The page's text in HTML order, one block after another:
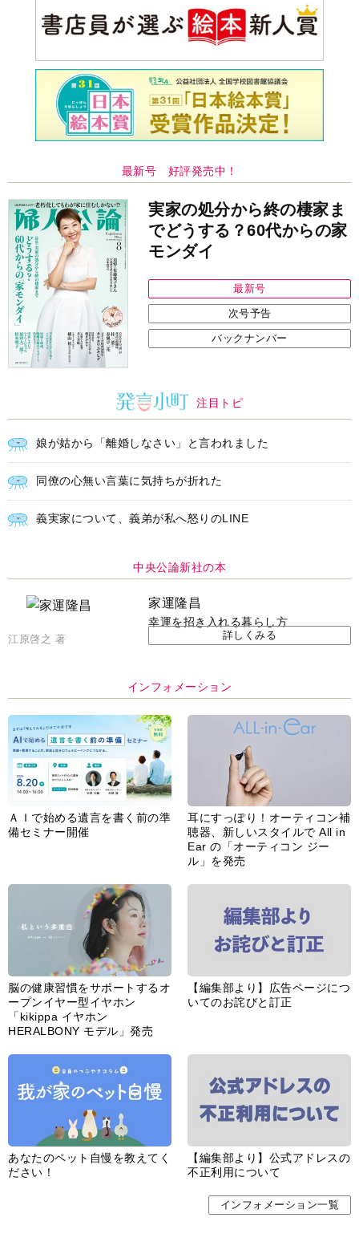
モンダイ
次号予告
バックナンバー
注目トピ
娘が姑から「離婚しなさい」と言われました
同僚の心無い言葉に気持ちが折れた
義実家について、義弟が私へ怒りのLINE
中央公論新社の本
インフォメーション
ＡＩで始める遺言を書く前の準
耳にすっぽり！オーティコン補
Ear の「オーティコン ジー
ル」を発売
脳の健康習慣をサポートするオ
ープンイヤー型イヤホン
「kikippa イヤホン
HERALBONY モデル」発売
【編集部より】広告ページにつ
いてのお詫びと訂正
あなたのペット自慢を教えてく
ださい！
【編集部より】公式アドレスの
不正利用について
婦人公論とは
サイトポリシー／データの収集と利用について
「ｆｆ倶楽部」会員規約
「ｆｆ倶楽部」よくあるご質問
お問い合わせ
広告掲載
CHUOKORON-SHINSHA,INC.All right reserved